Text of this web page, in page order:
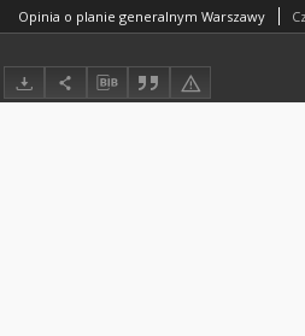
Opinia o planie generalnym Warszawy